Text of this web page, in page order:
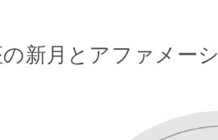
新月とアファメー